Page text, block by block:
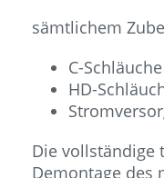
sämtlichem
C-Schläuche
HD-
Die vollständige
Demontage des